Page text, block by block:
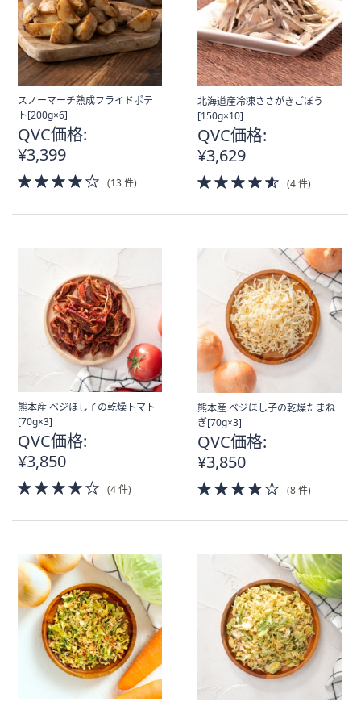
スノーマーチ熟成フライドポテ
ト[200g×6]
QVC価格:
¥3,399
4.0
of
(13 件)
北海道産冷凍ささがきごぼう
[150g×10]
QVC価格:
¥3,629
4.5
of
(4 件)
熊本産 ベジほし子の乾燥トマト
[70g×3]
QVC価格:
¥3,850
4.0
of
(4 件)
熊本産 ベジほし子の乾燥たまね
ぎ[70g×3]
QVC価格:
¥3,850
4.0
of
(8 件)